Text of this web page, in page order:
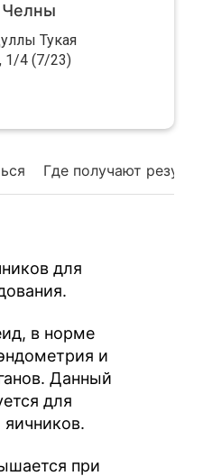
Где получают
для
в норме
и
Данный
для
при
Тукая
1/4 (7/23)